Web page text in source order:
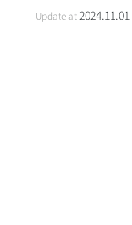
Update at 2024.11.01